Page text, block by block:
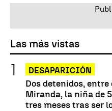
Las más vistas
DESAPARICIÓN
Dos detenidos,
Miranda, la niña de
tres meses tras ser